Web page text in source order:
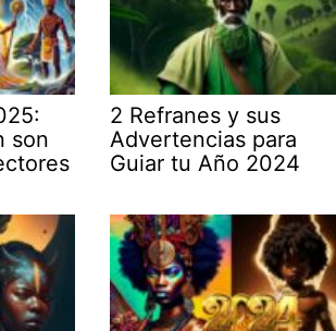
son
2 Refranes y sus
Advertencias para
Guiar tu Año 2024